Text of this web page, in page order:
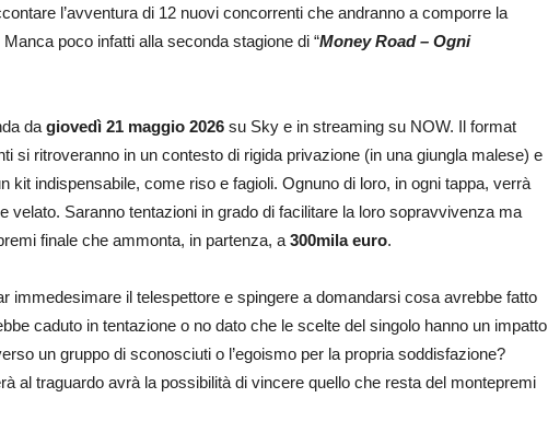
l’avventura di 12 nuovi concorrenti che andranno a comporre la
Manca poco infatti alla seconda stagione di “Money Road – Ogni
da giovedì 21 maggio 2026 su Sky e in streaming su NOW. Il format
si ritroveranno in un contesto di rigida privazione (in una giungla malese) e
kit indispensabile, come riso e fagioli. Ognuno di loro, in ogni tappa, verrà
velato. Saranno tentazioni in grado di facilitare la loro sopravvivenza ma
finale che ammonta, in partenza, a 300mila euro.
immedesimare il telespettore e spingere a domandarsi cosa avrebbe fatto
caduto in tentazione o no dato che le scelte del singolo hanno un impatto
un gruppo di sconosciuti o l’egoismo per la propria soddisfazione?
al traguardo avrà la possibilità di vincere quello che resta del montepremi